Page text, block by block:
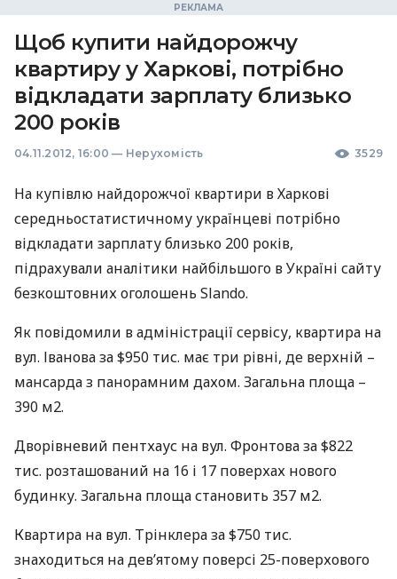
Щоб купити найдорожчу
квартиру у Харкові, потрібно
відкладати зарплату близько
200 років
04.11.2012, 16:00 — Нерухомість 3529
На купівлю найдорожчої квартири в Харкові
середньостатистичному українцеві потрібно
відкладати зарплату близько 200 років,
підрахували аналітики найбільшого в Україні сайту
безкоштовних оголошень Slando.
Як повідомили в адміністрації сервісу, квартира на
вул. Іванова за $950 тис. має три рівні, де верхній –
мансарда з панорамним дахом. Загальна площа –
390 м2.
Дворівневий пентхаус на вул. Фронтова за $822
тис. розташований на 16 і 17 поверхах нового
будинку. Загальна площа становить 357 м2.
Квартира на вул. Трінклера за $750 тис.
знаходиться на дев’ятому поверсі 25-поверхового